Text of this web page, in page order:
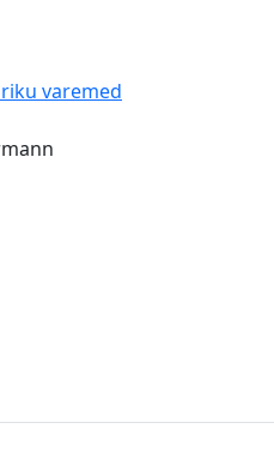
varemed